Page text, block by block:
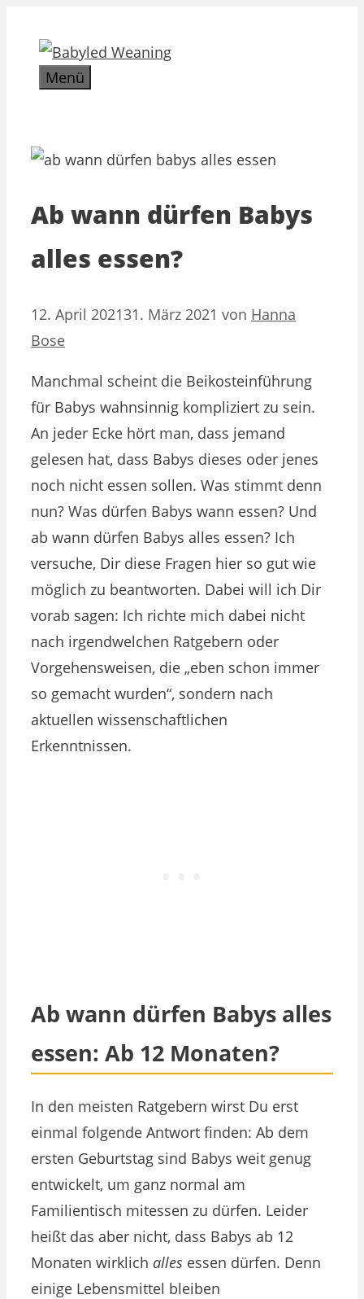
Inhalt
springenMenü
Ab wann dürfen Babys
alles essen?
12. April 202131. März 2021 von Hanna
Bose
Manchmal scheint die Beikosteinführung
für Babys wahnsinnig kompliziert zu sein.
An jeder Ecke hört man, dass jemand
gelesen hat, dass Babys dieses oder jenes
noch nicht essen sollen. Was stimmt denn
nun? Was dürfen Babys wann essen? Und
ab wann dürfen Babys alles essen? Ich
versuche, Dir diese Fragen hier so gut wie
möglich zu beantworten. Dabei will ich Dir
vorab sagen: Ich richte mich dabei nicht
nach irgendwelchen Ratgebern oder
Vorgehensweisen, die „eben schon immer
so gemacht wurden“, sondern nach
aktuellen wissenschaftlichen
Erkenntnissen.
Ab wann dürfen Babys alles
essen: Ab 12 Monaten?
In den meisten Ratgebern wirst Du erst
einmal folgende Antwort finden: Ab dem
ersten Geburtstag sind Babys weit genug
entwickelt, um ganz normal am
Familientisch mitessen zu dürfen. Leider
heißt das aber nicht, dass Babys ab 12
Monaten wirklich alles essen dürfen. Denn
einige Lebensmittel bleiben